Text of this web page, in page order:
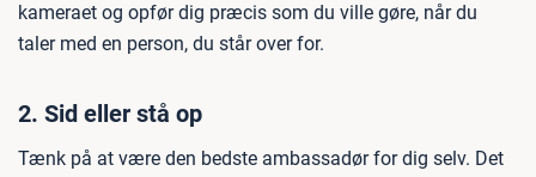
kameraet og opfør dig præcis som du ville gøre, når du
taler med en person, du står over for.
2. Sid eller stå op
Tænk på at være den bedste ambassadør for dig selv. Det